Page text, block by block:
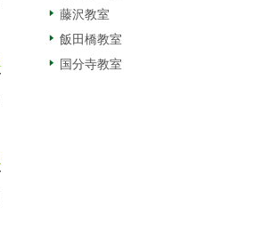
藤沢教室
飯田橋教室
国分寺教室